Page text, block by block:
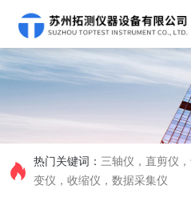
热门关键词： 三轴仪，直剪仪
变仪，收缩仪，数据采集仪